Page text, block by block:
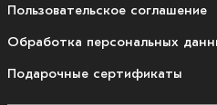
Пользовательское соглашение
Обработка персональных
Подарочные сертификаты